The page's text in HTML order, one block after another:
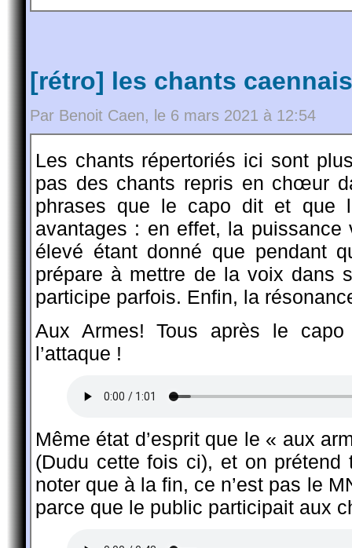
[rétro] les chants
Par Benoit Caen, le 6 mars 2021 à 12:54
Les chants répertoriés ici sont
pas des chants repris en chœur
phrases que le capo dit et que
avantages : en effet, la puissance
élevé étant donné que pendant
prépare à mettre de la voix dans
participe parfois. Enfin, la
Aux Armes! Tous après le
l’attaque !
Même état d’esprit que le « aux
(Dudu cette fois ci), et on
noter que à la fin, ce n’est pas le
parce que le public participait aux